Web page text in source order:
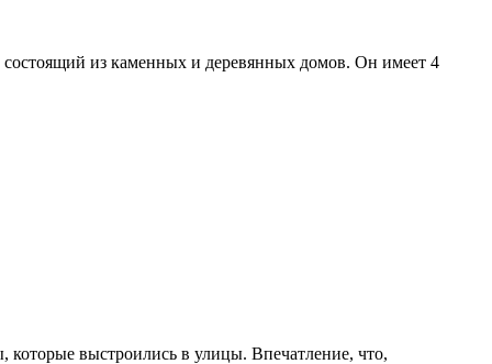
из каменных и деревянных домов. Он имеет 4
которые выстроились в улицы. Впечатление, что,